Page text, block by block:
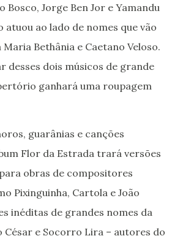
Bosco, Jorge Ben Jor e Yamandu
atuou ao lado de nomes que vão
Maria Bethânia e Caetano Veloso.
desses dois músicos de grande
ganhará uma roupagem
guarânias e canções
Flor da Estrada trará versões
obras de compositores
Pixinguinha, Cartola e João
inéditas de grandes nomes da
César e Socorro Lira – autores do